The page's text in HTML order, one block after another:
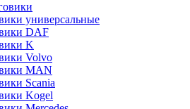
универсальные
DAF
K
Volvo
MAN
Scania
Kogel